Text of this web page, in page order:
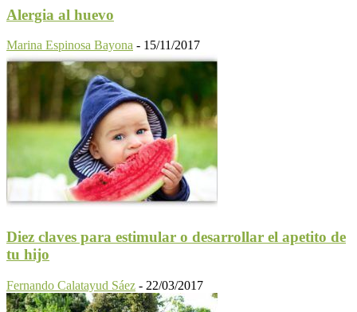
Alergia al huevo
Marina Espinosa Bayona - 15/11/2017
Diez claves para estimular o desarrollar el apetito de
tu hijo
Fernando Calatayud Sáez - 22/03/2017